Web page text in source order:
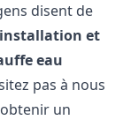
disent de
installation et
eau
pas à nous
un